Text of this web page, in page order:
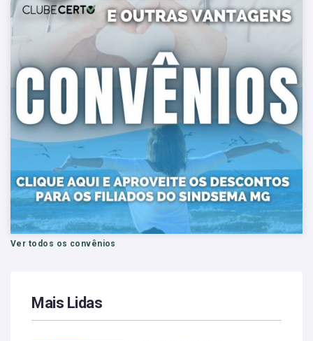
Ver todos os convênios
Mais Lidas